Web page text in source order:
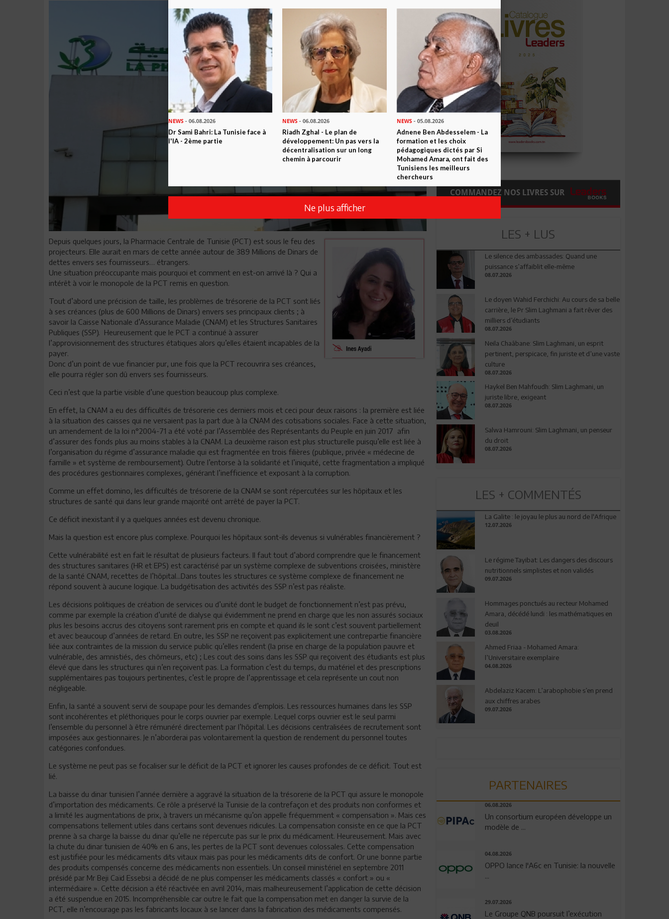
Depuis quelques jours, la Pharmacie Centrale de Tunisie (PCT) est sous le feu des
projecteurs. Elle aurait en mars de cette année autour de 389 Millions de Dinars de
dettes envers ses fournisseurs… étrangers.
Une situation préoccupante mais pourquoi et comment en est-on arrivé là ? Qui a
intérêt à voir le monopole de la PCT remis en question.
Tout d’abord une précision de taille, les problèmes de trésorerie de la PCT sont liés
à ses créances (plus de 600 Millions de Dinars) envers ses principaux clients ; à
savoir la Caisse Nationale d’Assurance Maladie (CNAM) et les Structures Sanitaires
Publiques (SSP). Heureusement que le PCT a continué à assurer
l’approvisionnement des structures étatiques alors qu’elles étaient incapables de la
payer.
Donc d’un point de vue financier pur, une fois que la PCT recouvrira ses créances,
elle pourra régler son dû envers ses fournisseurs.
Ceci n’est que la partie visible d’une question beaucoup plus complexe.
En effet, la CNAM a eu des difficultés de trésorerie ces derniers mois et ceci pour deux raisons : la première est liée
à la situation des caisses qui ne versaient pas la part due à la CNAM des cotisations sociales. Face à cette situation,
un amendement de la loi n°2004-71 a été voté par l’Assemblée des Représentants du Peuple en juin 2017 afin
d’assurer des fonds plus au moins stables à la CNAM. La deuxième raison est plus structurelle puisqu’elle est liée à
l’organisation du régime d’assurance maladie qui est fragmentée en trois filières (publique, privée « médecine de
famille » et système de remboursement). Outre l’entorse à la solidarité et l’iniquité, cette fragmentation a impliqué
des procédures gestionnaires complexes, générant l’inefficience et exposant à la corruption.
Comme un effet domino, les difficultés de trésorerie de la CNAM se sont répercutées sur les hôpitaux et les
structures de santé qui dans leur grande majorité ont arrêté de payer la PCT.
Ce déficit inexistant il y a quelques années est devenu chronique.
Mais la question est encore plus complexe. Pourquoi les hôpitaux sont-ils devenus si vulnérables financièrement ?
Cette vulnérabilité est en fait le résultat de plusieurs facteurs. Il faut tout d’abord comprendre que le financement
des structures sanitaires (HR et EPS) est caractérisé par un système complexe de subventions croisées, ministère
de la santé CNAM, recettes de l’hôpital...Dans toutes les structures ce système complexe de financement ne
répond souvent à aucune logique. La budgétisation des activités des SSP n’est pas réaliste.
Les décisions politiques de création de services ou d’unité dont le budget de fonctionnement n’est pas prévu,
comme par exemple la création d’unité de dialyse qui évidemment ne prend en charge que les non assurés sociaux
plus les besoins accrus des citoyens sont rarement pris en compte et quand ils le sont c’est souvent partiellement
et avec beaucoup d’années de retard. En outre, les SSP ne reçoivent pas explicitement une contrepartie financière
liée aux contraintes de la mission du service public qu’elles rendent (la prise en charge de la population pauvre et
vulnérable, des amnistiés, des chômeurs, etc) ; Les cout des soins dans les SSP qui reçoivent des étudiants est plus
élevé que dans les structures qui n’en reçoivent pas. La formation c’est du temps, du matériel et des prescriptions
supplémentaires pas toujours pertinentes, c’est le propre de l’apprentissage et cela représente un cout non
négligeable.
Enfin, la santé a souvent servi de soupape pour les demandes d’emplois. Les ressources humaines dans les SSP
sont incohérentes et pléthoriques pour le corps ouvrier par exemple. Lequel corps ouvrier est le seul parmi
l’ensemble du personnel à être rémunéré directement par l’hôpital. Les décisions centralisées de recrutement sont
imposées aux gestionnaires. Je n’aborderai pas volontairement la question de rendement du personnel toutes
catégories confondues.
Le système ne peut pas se focaliser sur le déficit de la PCT et ignorer les causes profondes de ce déficit. Tout est
lié.
La baisse du dinar tunisien l’année dernière a aggravé la situation de la trésorerie de la PCT qui assure le monopole
d’importation des médicaments. Ce rôle a préservé la Tunisie de la contrefaçon et des produits non conformes et
a limité les augmentations de prix, à travers un mécanisme qu’on appelle fréquemment « compensation ». Mais ces
compensations tellement utiles dans certains sont devenues ridicules. La compensation consiste en ce que la PCT
prenne à sa charge la baisse du dinar qu’elle ne répercute pas sur le prix du médicament. Heureusement. Mais avec
la chute du dinar tunisien de 40% en 6 ans, les pertes de la PCT sont devenues colossales. Cette compensation
est justifiée pour les médicaments dits vitaux mais pas pour les médicaments dits de confort. Or une bonne partie
des produits compensés concerne des médicaments non essentiels. Un conseil ministériel en septembre 2011
présidé par Mr Beji Caïd Essebsi a décidé de ne plus compenser les médicaments classés « confort » ou «
intermédiaire ». Cette décision a été réactivée en avril 2014, mais malheureusement l’application de cette décision
a été suspendue en 2015. Incompréhensible car outre le fait que la compensation met en danger la survie de la
PCT, elle n’encourage pas les fabricants locaux à se lancer dans la fabrication des médicaments compensés.
COMMANDEZ NOS LIVRES SUR
LES + LUS
Le silence des ambassades: Quand une
puissance s’affaiblit elle-même
08.07.2026
Le doyen Wahid Ferchichi: Au cours de sa belle
carrière, le Pr Slim Laghmani a fait rêver des
milliers d’étudiants
08.07.2026
Neila Chaâbane: Slim Laghmani, un esprit
pertinent, perspicace, fin juriste et d’une vaste
culture
08.07.2026
Haykel Ben Mahfoudh: Slim Laghmani, un
juriste libre, exigeant
08.07.2026
Salwa Hamrouni: Slim Laghmani, un penseur
du droit
08.07.2026
LES + COMMENTÉS
La Galite : le joyau le plus au nord de l'Afrique
12.07.2026
Le régime Tayibat: Les dangers des discours
nutritionnels simplistes et non validés
09.07.2026
Hommages ponctués au recteur Mohamed
Amara, décédé lundi : les mathématiques en
deuil
03.08.2026
Ahmed Friaa - Mohamed Amara:
l’Universitaire exemplaire
04.08.2026
Abdelaziz Kacem: L’arabophobie s’en prend
aux chiffres arabes
09.07.2026
PARTENAIRES
06.08.2026
Un consortium européen développe un
modèle de ...
04.08.2026
OPPO lance l'A6c en Tunisie: la nouvelle
...
29.07.2026
Le Groupe QNB poursuit l’exécution
NEWS - 06.08.2026
Dr Sami Bahri: La Tunisie face à
l'IA - 2ème partie
NEWS - 06.08.2026
Riadh Zghal - Le plan de
développement: Un pas vers la
décentralisation sur un long
chemin à parcourir
NEWS- 05.08.2026
Adnene Ben Abdesselem - La
formation et les choix
pédagogiques dictés par Si
Mohamed Amara, ont fait des
Tunisiens les meilleurs
chercheurs
Ne plus afficher